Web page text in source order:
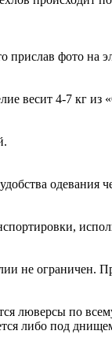
прислав фото
весит 4-7 кг
не ограничен.
люверсы по
либо под